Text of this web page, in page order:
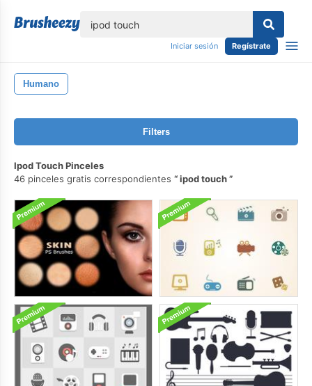
Iniciar sesión Regístrate
Humano
Filters
Ipod Touch Pinceles
46 pinceles gratis correspondientes
ipod touch